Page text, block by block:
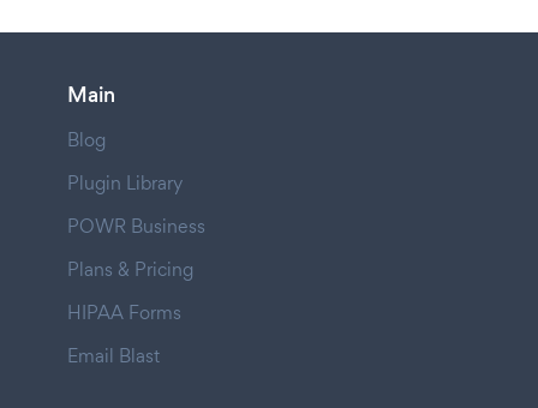
Main
Blog
Plugin Library
POWR Business
Plans & Pricing
HIPAA Forms
Email Blast